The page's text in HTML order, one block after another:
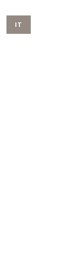
IT